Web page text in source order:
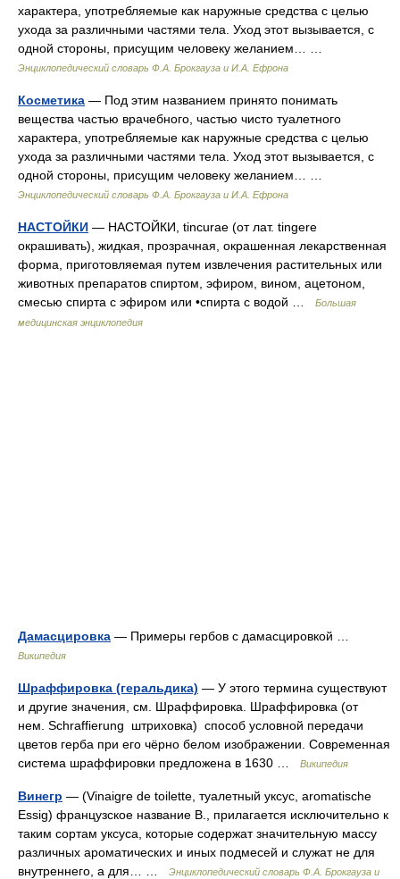
характера, употребляемые как наружные средства с целью
ухода за различными частями тела. Уход этот вызывается, с
одной стороны, присущим человеку желанием… …
Энциклопедический словарь Ф.А. Брокгауза и И.А. Ефрона
Косметика — Под этим названием принято понимать
вещества частью врачебного, частью чисто туалетного
характера, употребляемые как наружные средства с целью
ухода за различными частями тела. Уход этот вызывается, с
одной стороны, присущим человеку желанием… …
Энциклопедический словарь Ф.А. Брокгауза и И.А. Ефрона
НАСТОЙКИ — НАСТОЙКИ, tincurae (от лат. tingere
окрашивать), жидкая, прозрачная, окрашенная лекарственная
форма, приготовляемая путем извлечения растительных или
животных препаратов спиртом, эфиром, вином, ацетоном,
смесью спирта с эфиром или •спирта с водой …
Большая
медицинская энциклопедия
Дамасцировка — Примеры гербов с дамасцировкой …
Википедия
Шраффировка (геральдика) — У этого термина существуют
и другие значения, см. Шраффировка. Шраффировка (от
нем. Schraffierung штриховка) способ условной передачи
цветов герба при его чёрно белом изображении. Современная
система шраффировки предложена в 1630 …
Википедия
Винегр — (Vinaigre de toilette, туалетный уксус, aromatische
Essig) французское название В., прилагается исключительно к
таким сортам уксуса, которые содержат значительную массу
различных ароматических и иных подмесей и служат не для
внутреннего, а для… …
Энциклопедический словарь Ф.А. Брокгауза и